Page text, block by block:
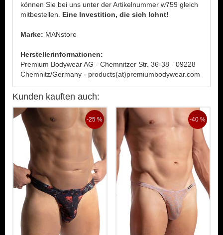
können Sie bei uns unter der Artikelnummer w759 gleich
mitbestellen. Eine Investition, die sich lohnt!
Marke: MANstore
Herstellerinformationen:
Premium Bodywear AG - Chemnitzer Str. 36-38 - 09228
Chemnitz/Germany - products(at)premiumbodywear.com
Kunden kauften auch:
-25 % -40 %